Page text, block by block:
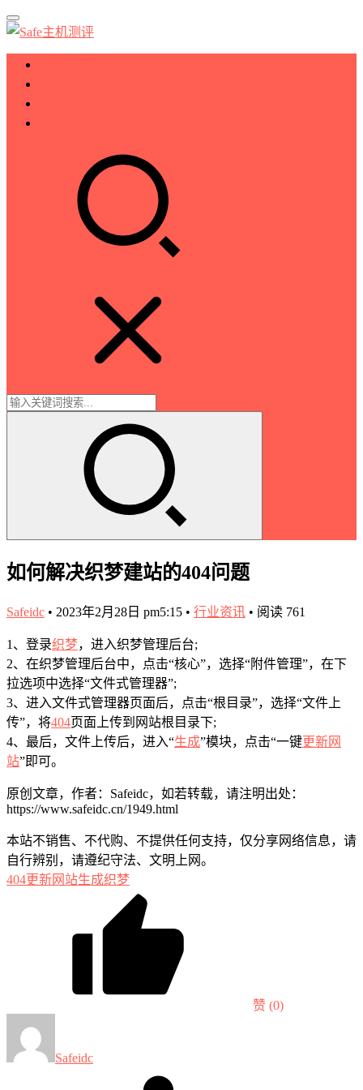
如何解决织梦建站的404问题
Safeidc • 2023年2月28日 pm5:15 • 行业资讯 • 阅读 761
1、登录织梦，进入织梦管理后台;
2、在织梦管理后台中，点击“核心”，选择“附件管理”，在下
拉选项中选择“文件式管理器”;
3、进入文件式管理器页面后，点击“根目录”，选择“文件上
传”，将404页面上传到网站根目录下;
4、最后，文件上传后，进入“生成”模块，点击“一键更新网
站”即可。
原创文章，作者：Safeidc，如若转载，请注明出处：
https://www.safeidc.cn/1949.html
本站不销售、不代购、不提供任何支持，仅分享网络信息，请
自行辨别，请遵纪守法、文明上网。
404更新网站生成织梦
赞 (0)
Safeidc